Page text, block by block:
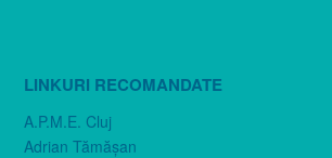
LINKURI RECOMANDATE
A.P.M.E. Cluj
Adrian Tămăşan